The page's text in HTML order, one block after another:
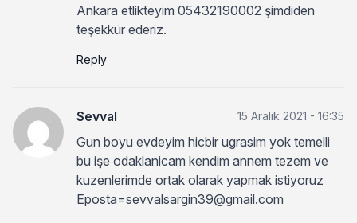
Ankara etlikteyim 05432190002 şimdiden
teşekkür ederiz.
Reply
Sevval 15 Aralık 2021 - 16:35
Gun boyu evdeyim hicbir ugrasim yok temelli
bu işe odaklanicam kendim annem tezem ve
kuzenlerimde ortak olarak yapmak istiyoruz
Eposta=sevvalsargin39@gmail.com